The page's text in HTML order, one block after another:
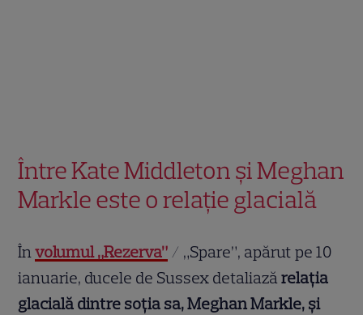
Între Kate Middleton și Meghan
Markle este o relație glacială
Învolumul „Rezerva” / „Spare”, apărut pe 10
ianuarie, ducele de Sussex detaliazărelația
glacială dintre soția sa, Meghan Markle, și